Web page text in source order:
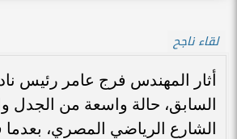
لقاء ناجح
أثار المهندس فرج عامر رئيس
السابق، حالة واسعة من الجدل
الشارع الرياضي المصري، بعدما